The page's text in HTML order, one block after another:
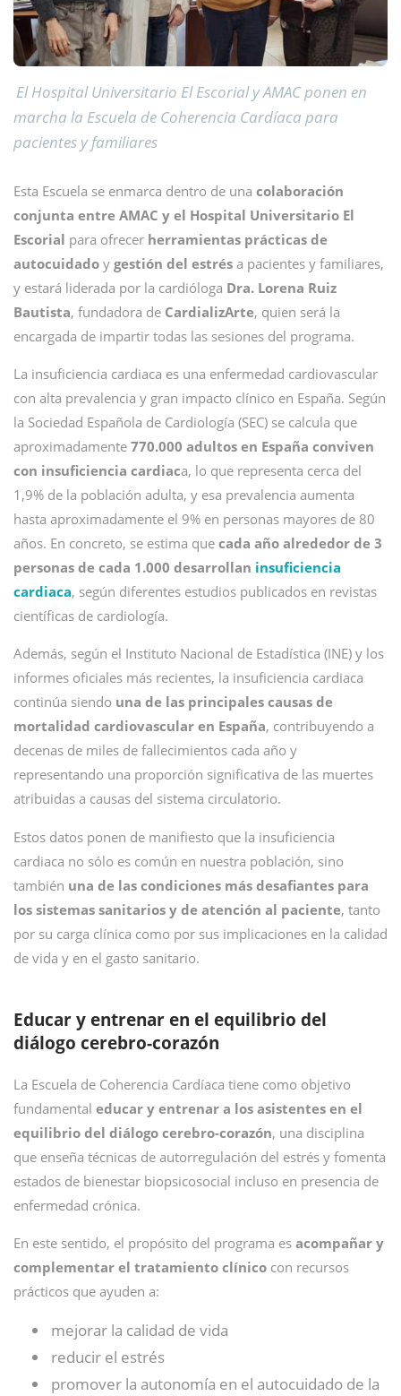
El Hospital Universitario El Escorial y AMAC ponen en
marcha la Escuela de Coherencia Cardíaca para
pacientes y familiares
Esta Escuela se enmarca dentro de una colaboración
conjunta entre AMAC y el Hospital Universitario El
Escorial para ofrecer herramientas prácticas de
autocuidado y gestión del estrés a pacientes y familiares,
y estará liderada por la cardióloga Dra. Lorena Ruiz
Bautista, fundadora de CardializArte, quien será la
encargada de impartir todas las sesiones del programa.
La insuficiencia cardiaca es una enfermedad cardiovascular
con alta prevalencia y gran impacto clínico en España. Según
la Sociedad Española de Cardiología (SEC) se calcula que
aproximadamente 770.000 adultos en España conviven
con insuficiencia cardiaca, lo que representa cerca del
1,9% de la población adulta, y esa prevalencia aumenta
hasta aproximadamente el 9% en personas mayores de 80
años. En concreto, se estima que cada año alrededor de 3
personas de cada 1.000 desarrollan insuficiencia
cardiaca, según diferentes estudios publicados en revistas
científicas de cardiología.
Además, según el Instituto Nacional de Estadística (INE) y los
informes oficiales más recientes, la insuficiencia cardiaca
continúa siendo una de las principales causas de
mortalidad cardiovascular en España, contribuyendo a
decenas de miles de fallecimientos cada año y
representando una proporción significativa de las muertes
atribuidas a causas del sistema circulatorio.
Estos datos ponen de manifiesto que la insuficiencia
cardiaca no sólo es común en nuestra población, sino
también una de las condiciones más desafiantes para
los sistemas sanitarios y de atención al paciente, tanto
por su carga clínica como por sus implicaciones en la calidad
de vida y en el gasto sanitario.
Educar y entrenar en el equilibrio del
diálogo cerebro-corazón
La Escuela de Coherencia Cardíaca tiene como objetivo
fundamental educar y entrenar a los asistentes en el
equilibrio del diálogo cerebro-corazón, una disciplina
que enseña técnicas de autorregulación del estrés y fomenta
estados de bienestar biopsicosocial incluso en presencia de
enfermedad crónica.
En este sentido, el propósito del programa es acompañar y
complementar el tratamiento clínico con recursos
prácticos que ayuden a:
mejorar la calidad de vida
reducir el estrés
promover la autonomía en el autocuidado de la